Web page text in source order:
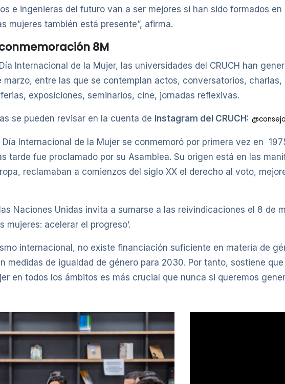
e ingenieras del futuro van a ser mejores si han sido formados
mujeres también está presente”, afirma.
8M
Internacional de la Mujer, las universidades del CRUCH han
marzo, entre las que se contemplan actos, conversatorios,
exposiciones, seminarios, cine, jornadas reflexivas.
se pueden revisar en la cuenta de Instagram del CRUCH:
Internacional de la Mujer se conmemoró por primera vez en
tarde fue proclamado por su Asamblea. Su origen está en las
reclamaban a comienzos del siglo XX el derecho al voto,
Naciones Unidas invita a sumarse a las reivindicaciones el 8 de
mujeres: acelerar el progreso’.
internacional, no existe financiación suficiente en materia de
medidas de igualdad de género para 2030. Por tanto, sostiene
en todos los ámbitos es más crucial que nunca si queremos